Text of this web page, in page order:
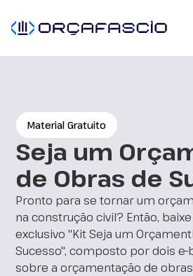
Material Gratuito
Seja um
de Obras de
Pronto para se tornar um
na construção civil? Então,
exclusivo "Kit Seja um
Sucesso", composto por dois
sobre a orçamentação de